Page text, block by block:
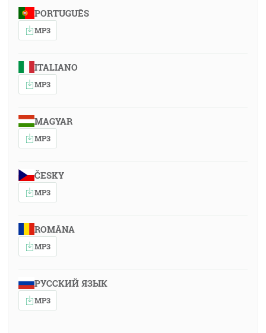
PORTUGUÊS
MP3
ITALIANO
MP3
MAGYAR
MP3
ČESKY
MP3
ROMÂNA
MP3
РУССКИЙ ЯЗЫК
MP3